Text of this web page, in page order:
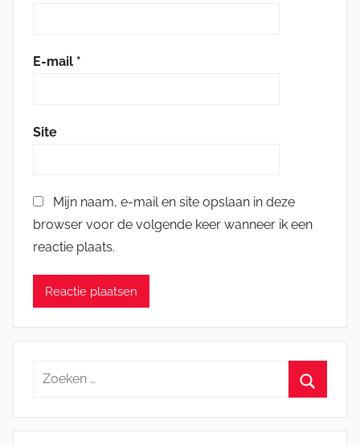
E-mail *
Site
Mijn naam, e-mail en site opslaan in deze
browser voor de volgende keer wanneer ik een
reactie plaats.
Zoeken